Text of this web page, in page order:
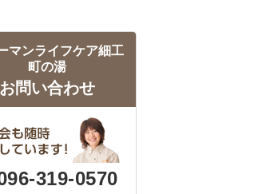
マンライフケア細工
町の湯
お問い合わせ
319-0570